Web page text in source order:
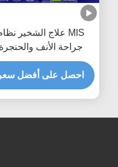
MIS علاج الشخير نظام
جراحة الأنف والحنجرة
احصل على أفضل سعر